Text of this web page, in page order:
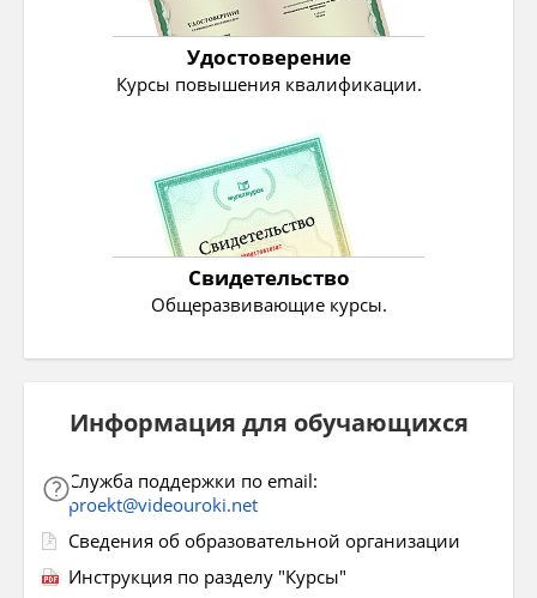
Удостоверение
Курсы повышения квалификации.
Свидетельство
Общеразвивающие курсы.
Информация для обучающихся
Служба поддержки по email:
proekt@videouroki.net
Сведения об образовательной организации
Инструкция по разделу "Курсы"